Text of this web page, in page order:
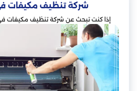
شركة تنظيف مكيفات
إذا كنت تبحث عن شركة تنظيف مكيفات